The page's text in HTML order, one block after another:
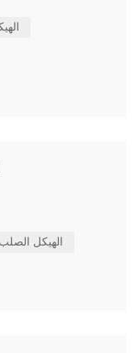
قوة دون الكثير من
الهيكل الصلب